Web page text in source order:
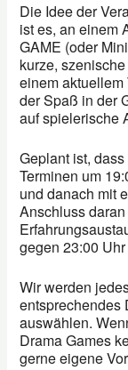
Die Idee der
ist es, an einem
GAME (oder
kurze,
einem
der Spaß in der
auf spielerische
Geplant ist,
Terminen um
und danach mit
Anschluss
gegen 23:00
Wir werden
entsprechendes
auswählen.
Drama Games
gerne eigene